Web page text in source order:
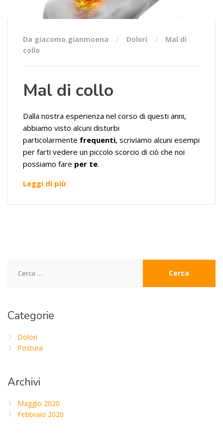
Da giacomo.gianmoena Dolori
Mal di
collo
Mal di collo
Dalla nostra esperienza nel corso di questi anni,
abbiamo visto alcuni disturbi
particolarmente frequenti, scriviamo alcuni esempi
per farti vedere un piccolo scorcio di ciò che noi
possiamo fare per te.
Leggi di più
per:
Categorie
Dolori
Postura
Archivi
Maggio 2020
Febbraio 2020